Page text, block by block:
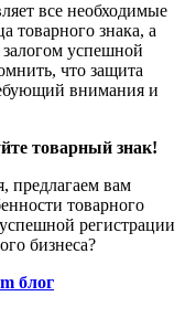
все необходимые
товарного знака, а
залогом успешной
что защита
внимания и
товарный знак!
предлагаем вам
товарного
регистрации
бизнеса?
блог